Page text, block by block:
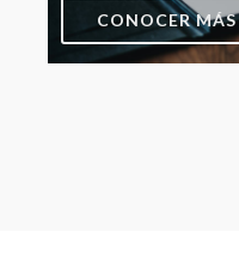
CONOCER MÁS